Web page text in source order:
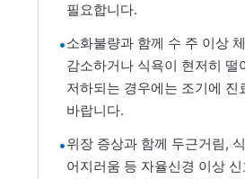
필요합니다.
•소화불량과 함께 수 주 이상
감소하거나 식욕이 현저히 떨
저하되는 경우에는 조기에 진
바랍니다.
•위장 증상과 함께 두근거림,
어지러움 등 자율신경 이상